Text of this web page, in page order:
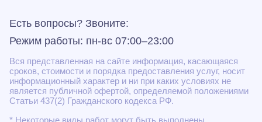
Есть вопросы? Звоните:
Режим работы: пн-вс 07:00–23:00
Вся представленная на сайте информация, касающаяся
сроков, стоимости и порядка предоставления услуг, носит
информационный характер и ни при каких условиях не
является публичной офертой, определяемой положениями
Статьи 437(2) Гражданского кодекса РФ.
* Некоторые виды работ могут быть выполнены